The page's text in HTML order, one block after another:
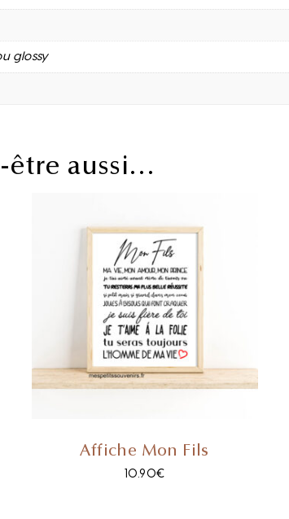
glossy
être aussi…
Affiche Mon Fils
10.90€